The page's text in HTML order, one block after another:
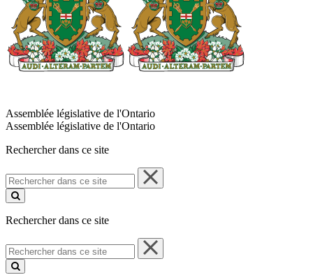
Assemblée législative de l'Ontario
Assemblée législative de l'Ontario
Rechercher dans ce site
Rechercher
dans
ce
Rechercher dans ce site
Rechercher
dans
ce